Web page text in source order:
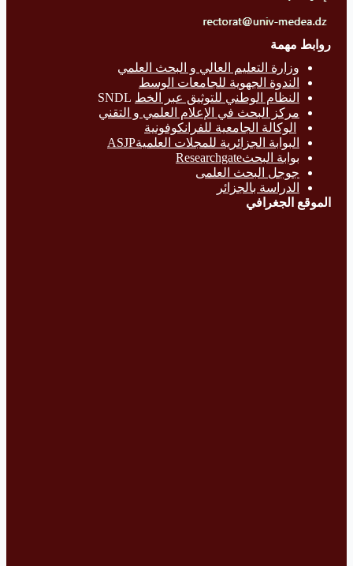
روابط مهمة
وزارة التعليم العالي و البحث العلمي
الندوة الجهوية للجامعات الوسط
النظام الوطني للتوثيق عبر الخط
مركز البحث في الإعلام العلمي و التقني
الوكالة الجامعية للفرانكوفونية
البوابة الجزائرية للمجلات العلميةASJP
بوابة البحثResearchgate
جوجل البحث العلمى
الدراسة بالجزائر
الموقع الجغرافي